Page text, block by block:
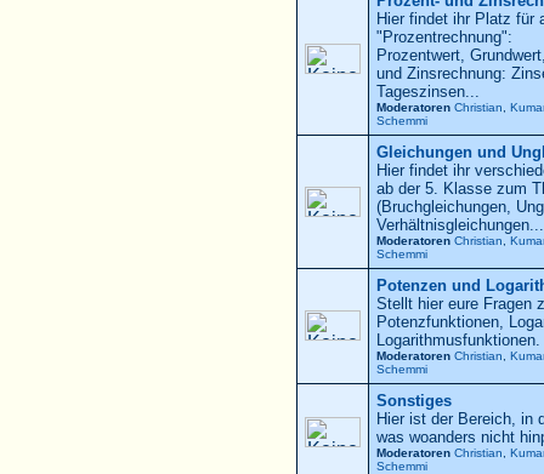
Hier findet ihr Platz für
"Prozentrechnung":
Prozentwert,
und Zinsrechnung:
Tageszinsen...
Moderatoren Christian
Kumar
Schemmi
Gleichungen und
Hier findet ihr
ab der 5. Klasse zum
(Bruchgleichungen,
Moderatoren Christian
Kumar
Schemmi
Potenzen und
Stellt hier eure Fragen
Potenzfunktionen,
Logarithmusfunktionen.
Moderatoren Christian
Kumar
Schemmi
Sonstiges
Hier ist der Bereich, in
was woanders nicht
Moderatoren Christian
Kumar
Schemmi